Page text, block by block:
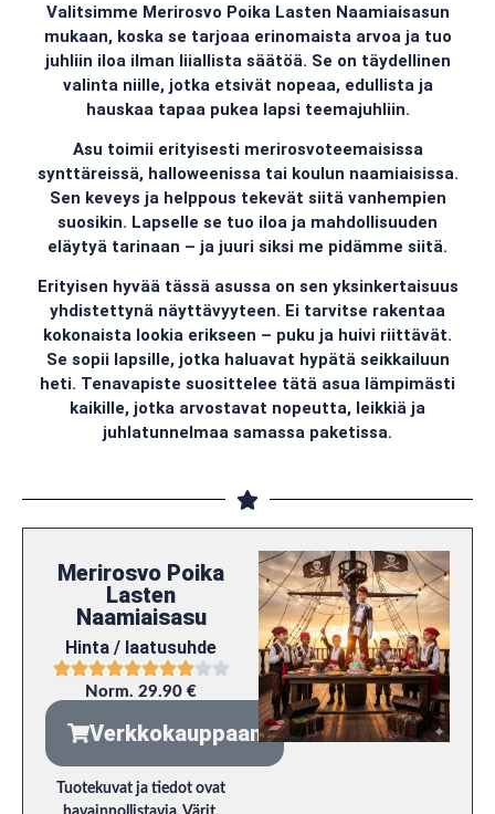
Valitsimme Merirosvo Poika Lasten Naamiaisasun
mukaan, koska se tarjoaa erinomaista arvoa ja tuo
juhliin iloa ilman liiallista säätöä. Se on täydellinen
valinta niille, jotka etsivät nopeaa, edullista ja
hauskaa tapaa pukea lapsi teemajuhliin.
Asu toimii erityisesti merirosvoteemaisissa
synttäreissä, halloweenissa tai koulun naamiaisissa.
Sen keveys ja helppous tekevät siitä vanhempien
suosikin. Lapselle se tuo iloa ja mahdollisuuden
eläytyä tarinaan – ja juuri siksi me pidämme siitä.
Erityisen hyvää tässä asussa on sen yksinkertaisuus
yhdistettynä näyttävyyteen. Ei tarvitse rakentaa
kokonaista lookia erikseen – puku ja huivi riittävät.
Se sopii lapsille, jotka haluavat hypätä seikkailuun
heti. Tenavapiste suosittelee tätä asua lämpimästi
kaikille, jotka arvostavat nopeutta, leikkiä ja
juhlatunnelmaa samassa paketissa.
Merirosvo Poika
Lasten
Naamiaisasu
Hinta / laatusuhde
Norm. 29.90 €
Verkkokauppaan
Tuotekuvat ja tiedot ovat